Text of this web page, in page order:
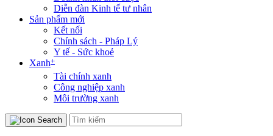
Diễn đàn Kinh tế tư nhân
Sản phẩm mới
Kết nối
Chính sách - Pháp Lý
Y tế - Sức khoẻ
Xanh+
Tài chính xanh
Công nghiệp xanh
Môi trường xanh